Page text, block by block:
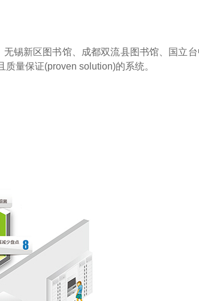
锡新区图书馆、成都双流县图书馆、国立
量保证(proven solution)的系统。